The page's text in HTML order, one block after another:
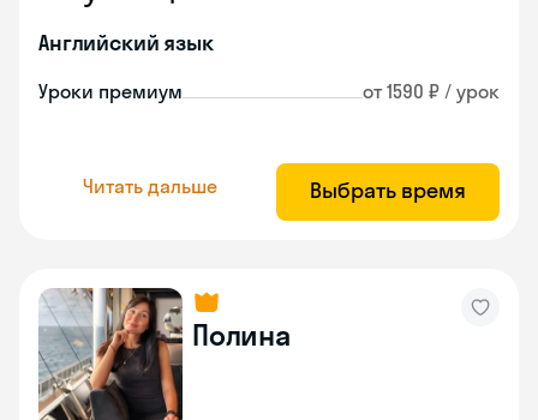
Английский язык
Уроки премиум от 1590 ₽ / урок
Читать дальше Выбрать время
Полина